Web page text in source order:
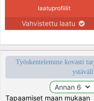
laatuprofiilit
Vahvistettu laatu
Työskentelemme kovasti
Tapaamiset maan mukaan